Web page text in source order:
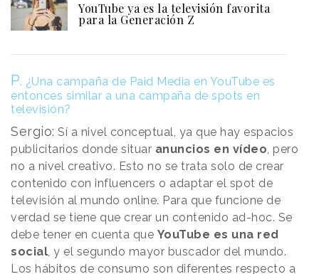
YouTube ya es la televisión favorita
para la Generación Z
P. ¿Una campaña de Paid Media en YouTube es
entonces similar a una campaña de spots en
televisión?
Sergio: Sí a nivel conceptual, ya que hay espacios
publicitarios donde situar anuncios en vídeo, pero
no a nivel creativo. Esto no se trata solo de crear
contenido con influencers o adaptar el spot de
televisión al mundo online. Para que funcione de
verdad se tiene que crear un contenido ad-hoc. Se
debe tener en cuenta que YouTube es una red
social, y el segundo mayor buscador del mundo.
Los hábitos de consumo son diferentes respecto a